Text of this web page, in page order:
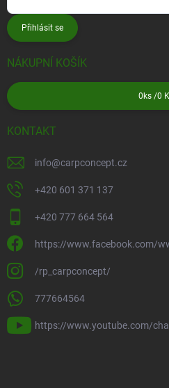
Přihlásit se
NÁKUPNÍ KOŠÍK
0ks /0
KONTAKT
info@carpconcept.cz
+420 601 371 137
+420 777 664 564
https://www.facebook.com/
/rp_carpconcept/
777664564
https://www.youtube.com/